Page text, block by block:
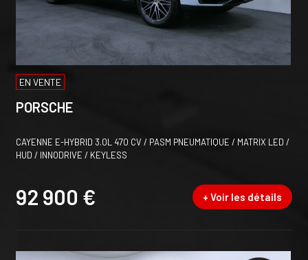
EN VENTE
PORSCHE
CAYENNE E-HYBRID 3.0L 470 CV / PASM PNEUMATIQUE / MATRIX LED /
HUD / INNODRIVE / KEYLESS
92 900 € + Voir les détails